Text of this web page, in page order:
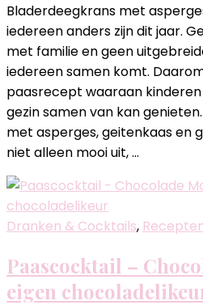
en
Bladerdeegkrans met
iedereen anders zijn dit jaar.
met familie en geen
iedereen samen komt.
paasrecept waaraan
gezin samen van kan
met asperges, geitenkaas en
niet alleen mooi uit, …
Dranken & Cocktails,
Paascocktail –
eigen